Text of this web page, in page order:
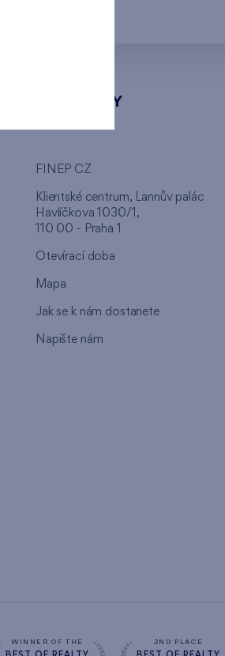
KONTAKTY
FINEP CZ
Klientské centrum, Lannův palác
Havlíčkova 1030/1,
110 00 - Praha 1
Otevírací doba
Mapa
Jak se k nám dostanete
Napište nám
WINNER OF THE 2ND PLACE